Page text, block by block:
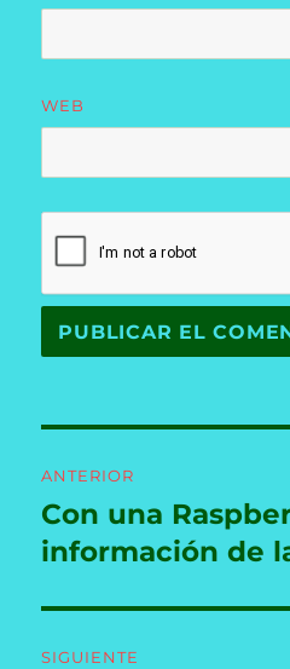
WEB
de
entradas
ANTERIOR
Entrada
anterior:
Con una
información de
SIGUIENTE